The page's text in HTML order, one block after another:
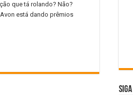
que tá rolando? Não?
está dando prêmios